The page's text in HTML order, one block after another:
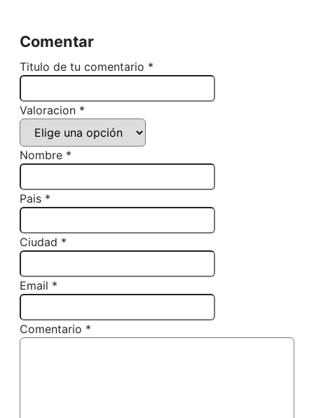
Comentar
Titulo de tu comentario *
Valoracion *
Nombre *
Pais *
Ciudad *
Email *
Comentario *